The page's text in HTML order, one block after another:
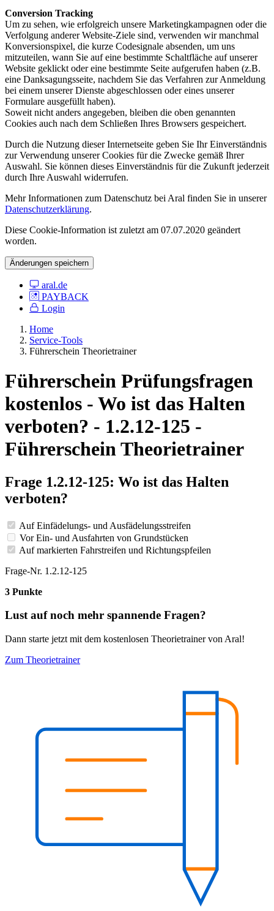
Conversion Tracking
Um zu sehen, wie erfolgreich unsere Marketingkampagnen oder die
Verfolgung anderer Website-Ziele sind, verwenden wir manchmal
Konversionspixel, die kurze Codesignale absenden, um uns
mitzuteilen, wann Sie auf eine bestimmte Schaltfläche auf unserer
Website geklickt oder eine bestimmte Seite aufgerufen haben (z.B.
eine Danksagungsseite, nachdem Sie das Verfahren zur Anmeldung
bei einem unserer Dienste abgeschlossen oder eines unserer
Formulare ausgefüllt haben).
Soweit nicht anders angegeben, bleiben die oben genannten
Cookies auch nach dem Schließen Ihres Browsers gespeichert.
Durch die Nutzung dieser Internetseite geben Sie Ihr Einverständnis
zur Verwendung unserer Cookies für die Zwecke gemäß Ihrer
Auswahl. Sie können dieses Einverständnis für die Zukunft jederzeit
durch Ihre Auswahl widerrufen.
Mehr Informationen zum Datenschutz bei Aral finden Sie in unserer
Datenschutzerklärung.
Diese Cookie-Information ist zuletzt am 07.07.2020 geändert
worden.
Änderungen speichern
aral.de
PAYBACK
Login
Home
Service-Tools
Führerschein Theorietrainer
Führerschein Prüfungsfragen
kostenlos - Wo ist das Halten
verboten? - 1.2.12-125 -
Führerschein Theorietrainer
Frage 1.2.12-125: Wo ist das Halten
verboten?
Auf Einfädelungs- und Ausfädelungsstreifen
Vor Ein- und Ausfahrten von Grundstücken
Auf markierten Fahrstreifen und Richtungspfeilen
Frage-Nr. 1.2.12-125
3 Punkte
Lust auf noch mehr spannende Fragen?
Dann starte jetzt mit dem kostenlosen Theorietrainer von Aral!
Zum Theorietrainer